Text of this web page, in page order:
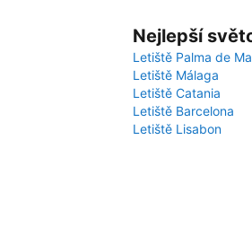
Nejlepší
Letiště Palma de
Letiště Málaga
Letiště Catania
Letiště Barcelona
Letiště Lisabon